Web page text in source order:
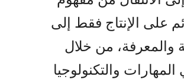
على الإنتاج فقط إلى
والمعرفة، من خلال
والتكنولوجيا